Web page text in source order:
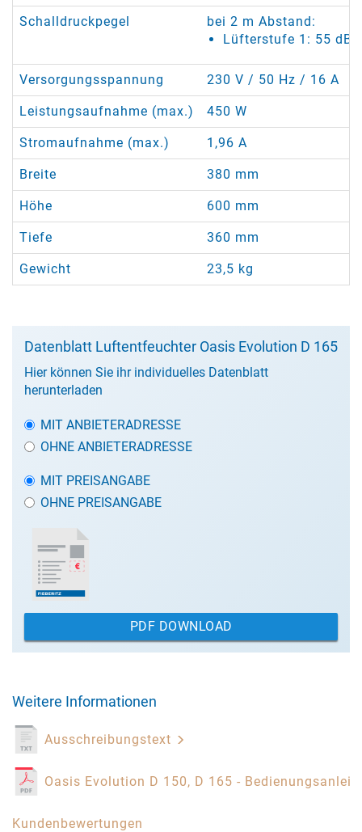
Schalldruckpegel
bei 2 m Abstand:
Lüfterstufe 1: 55
Versorgungsspannung 230 V / 50 Hz / 16 A
Leistungsaufnahme (max.) 450 W
Stromaufnahme (max.) 1,96 A
Breite 380 mm
Höhe 600 mm
Tiefe 360 mm
Gewicht 23,5 kg
Datenblatt Luftentfeuchter Oasis Evolution D 165
Hier können Sie ihr individuelles Datenblatt
herunterladen
MIT ANBIETERADRESSE
OHNE ANBIETERADRESSE
MIT PREISANGABE
OHNE PREISANGABE
PDF DOWNLOAD
Weitere Informationen
Ausschreibungstext
Oasis Evolution D 150, D 165 -
Kundenbewertungen